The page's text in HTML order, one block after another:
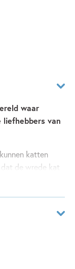
waar
van
katten
de wrede kat
Alleen de
op zoek
overal